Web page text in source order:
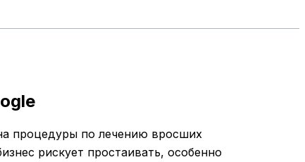
процедуры по лечению вросших
рискует простаивать, особенно